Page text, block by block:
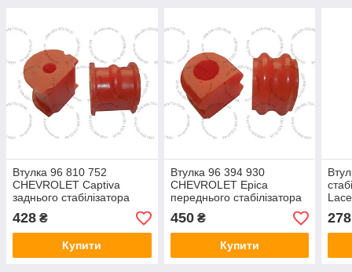
Втулка 96 810 752
CHEVROLET Captiva
заднього стабілізатора
428 ₴
Купити
Втулка 96 394 930
CHEVROLET Epica
переднього стабілізатора
450₴
Купити
278